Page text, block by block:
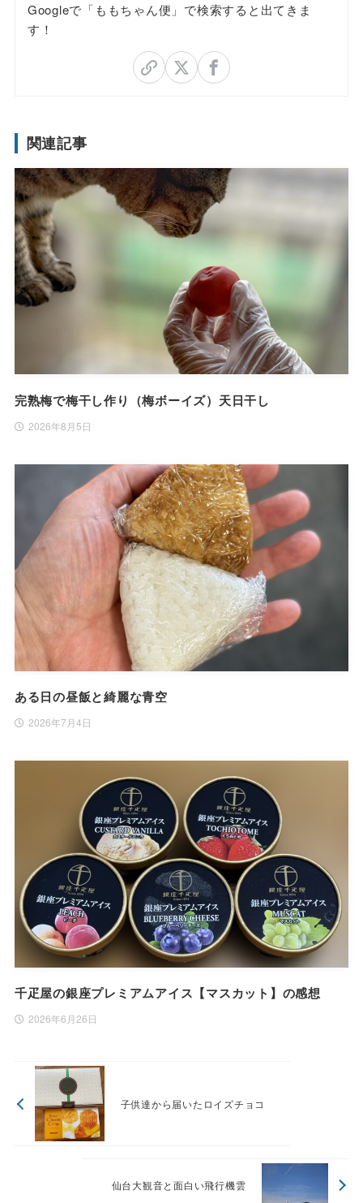
Googleで「ももちゃん便」で検索すると出てきま
す！
関連記事
完熟梅で梅干し作り（梅ボーイズ）天日干し
2026年8月5日
ある日の昼飯と綺麗な青空
2026年7月4日
千疋屋の銀座プレミアムアイス【マスカット】の感想
2026年6月26日
子供達から届いたロイズチョコ
仙台大観音と面白い飛行機雲